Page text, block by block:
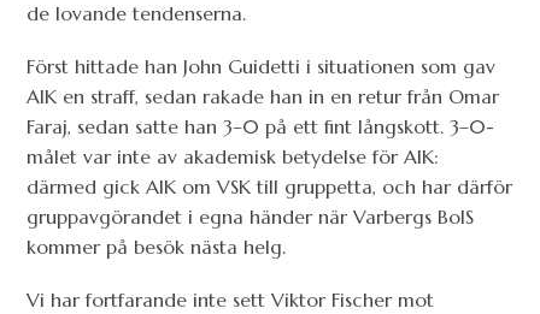
de lovande tendenserna.
Först hittade han John Guidetti i situationen som gav
AIK en straff, sedan rakade han in en retur från Omar
Faraj, sedan satte han 3–0 på ett fint långskott. 3–0-
målet var inte av akademisk betydelse för AIK:
därmed gick AIK om VSK till gruppetta, och har därför
gruppavgörandet i egna händer när Varbergs BoIS
kommer på besök nästa helg.
Vi har fortfarande inte sett Viktor Fischer mot